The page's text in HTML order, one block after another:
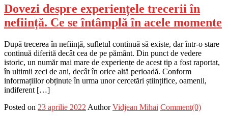
Dovezi despre experiențele trecerii în
neființă. Ce se întâmplă în acele momente
După trecerea în neființă, sufletul continuă să existe, dar într-o stare
continuă diferită decât cea de pe pământ. Din punct de vedere
istoric, un număr mai mare de experiențe de acest tip a fost raportat,
în ultimii zeci de ani, decât în orice altă perioadă. Conform
informațiilor obținute în urma unor cercetări științifice, oamenii,
indiferent […]
Posted on 23 aprilie 2022 Author Vidjean Mihai Comment(0)